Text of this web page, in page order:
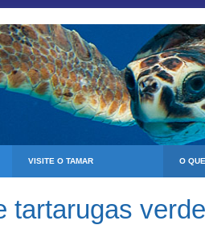
VISITE O TAMAR O
tartarugas